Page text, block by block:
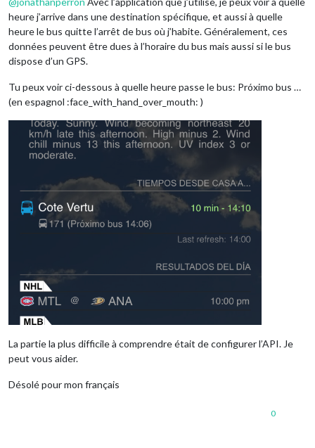
heure j’arrive dans une destination spécifique, et aussi à quelle
heure le bus quitte l’arrêt de bus où j’habite. Généralement, ces
données peuvent être dues à l’horaire du bus mais aussi si le bus
dispose d’un GPS.
Tu peux voir ci-dessous à quelle heure passe le bus: Próximo bus …
(en espagnol :face_with_hand_over_mouth: )
La partie la plus difficile à comprendre était de configurer l’API. Je
peut vous aider.
Désolé pour mon français
0